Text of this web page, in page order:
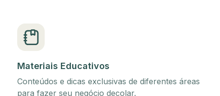
Materiais Educativos
Conteúdos e dicas exclusivas de diferentes áreas
para fazer seu negócio decolar.